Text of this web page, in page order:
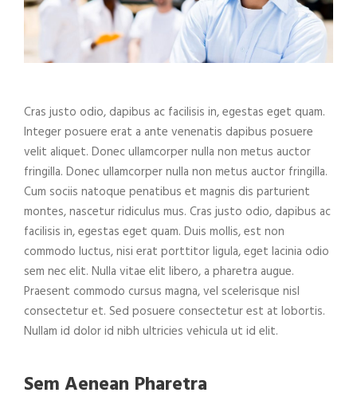
Cras justo odio, dapibus ac facilisis in, egestas eget quam.
Integer posuere erat a ante venenatis dapibus posuere
velit aliquet. Donec ullamcorper nulla non metus auctor
fringilla. Donec ullamcorper nulla non metus auctor fringilla.
Cum sociis natoque penatibus et magnis dis parturient
montes, nascetur ridiculus mus. Cras justo odio, dapibus ac
facilisis in, egestas eget quam. Duis mollis, est non
commodo luctus, nisi erat porttitor ligula, eget lacinia odio
sem nec elit. Nulla vitae elit libero, a pharetra augue.
Praesent commodo cursus magna, vel scelerisque nisl
consectetur et. Sed posuere consectetur est at lobortis.
Nullam id dolor id nibh ultricies vehicula ut id elit.
Sem Aenean Pharetra